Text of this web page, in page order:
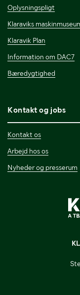
Oplysningspligt
Klaraviks
Klaravik Plan
Information om DAC7
Bæredygtighed
Kontakt og jobs
Kontakt os
Arbejd hos os
Nyheder og presserum